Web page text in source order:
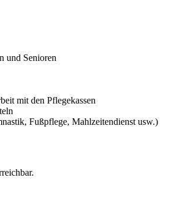
und Senioren
mit den Pflegekassen
Fußpflege, Mahlzeitendienst usw.)